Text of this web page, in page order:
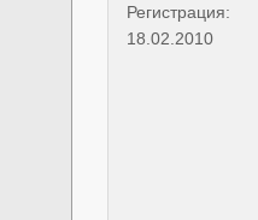
Регистрация:
18.02.2010